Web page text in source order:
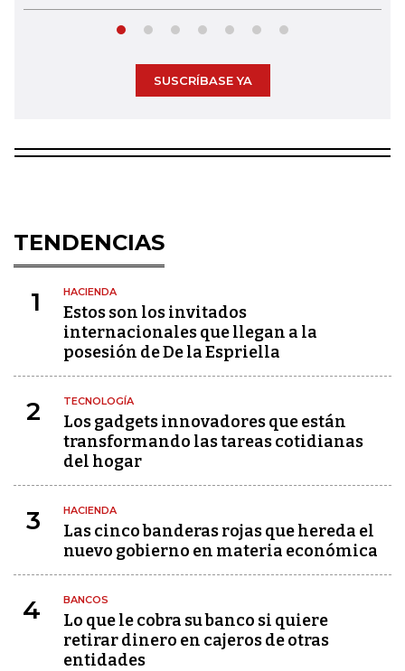
SUSCRÍBASE YA
TENDENCIAS
1 HACIENDA
Estos son los invitados
internacionales que llegan a la
posesión de De la Espriella
2 TECNOLOGÍA
Los gadgets innovadores que están
transformando las tareas cotidianas
del hogar
3 HACIENDA
Las cinco banderas rojas que hereda el
nuevo gobierno en materia económica
4 BANCOS
Lo que le cobra su banco si quiere
retirar dinero en cajeros de otras
entidades